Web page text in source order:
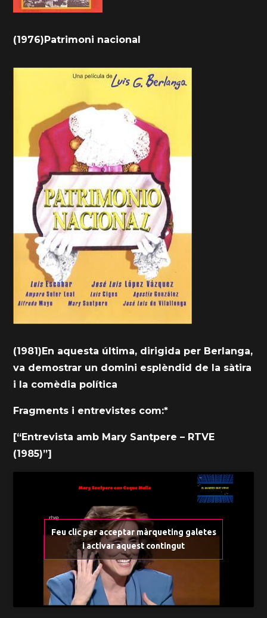
(1976)Patrimoni nacional
(1981)En aquesta última, dirigida per Berlanga,
va demostrar un domini esplèndid de la sàtira
i la comèdia política
Fragments i entrevistes com:*
[“Entrevista amb Mary Santpere – RTVE
(1985)”]
Feu clic per acceptar màrqueting galetes
i activar aquest contingut